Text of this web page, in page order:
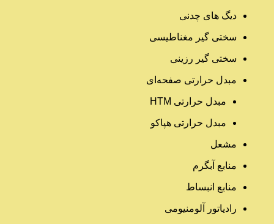
دیگ های چدنی
سختی گیر مغناطیسی
سختی گیر رزینی
مبدل حرارتی صفحه‌ای
مبدل حرارتی HTM‎
مبدل حرارتی هپاکو
مشعل
منابع آبگرم
منابع انبساط
رادیاتور آلومنیومی